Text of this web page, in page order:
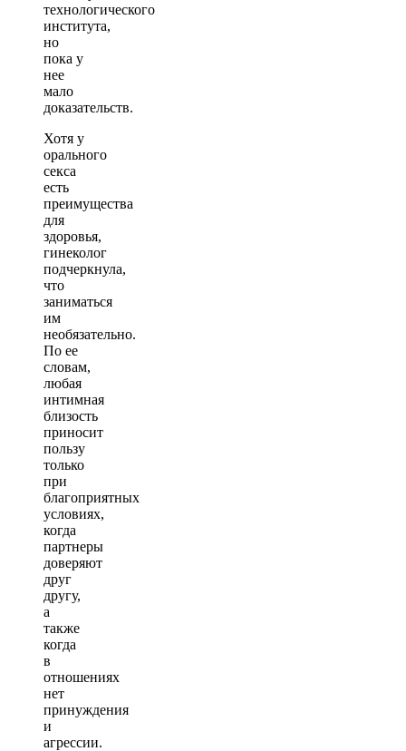
технологического
института,
но
пока у
нее
мало
доказательств.
Хотя у
орального
секса
есть
преимущества
для
здоровья,
гинеколог
подчеркнула,
что
заниматься
им
необязательно.
По ее
словам,
любая
интимная
близость
приносит
пользу
только
при
благоприятных
условиях,
когда
партнеры
доверяют
друг
другу,
а
также
когда
в
отношениях
нет
принуждения
и
агрессии.